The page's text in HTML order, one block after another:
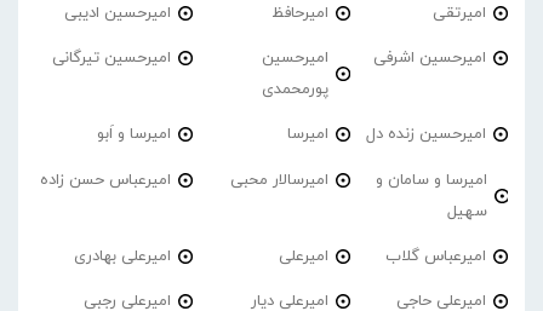
امیرتقی امیرحافظ امیرحسین ادیبی
امیرحسین اشرفی
امیرحسین
پورمحمدی
امیرحسین تیرگانی
امیرحسین زنده دل امیرسا امیرسا و اَبو
امیرسا و سامان و
سهیل
امیرسالار محبی امیرعباس حسن زاده
امیرعباس گلاب امیرعلی امیرعلی بهادری
امیرعلی حاجی امیرعلی دیار امیرعلی رجبی